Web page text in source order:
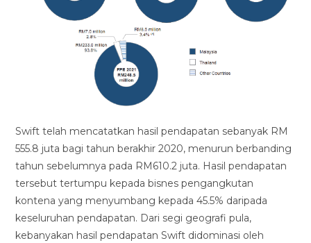
Swift telah mencatatkan hasil pendapatan sebanyak RM
555.8 juta bagi tahun berakhir 2020, menurun berbanding
tahun sebelumnya pada RM610.2 juta. Hasil pendapatan
tersebut tertumpu kepada bisnes pengangkutan
kontena yang menyumbang kepada 45.5% daripada
keseluruhan pendapatan. Dari segi geografi pula,
kebanyakan hasil pendapatan Swift didominasi oleh